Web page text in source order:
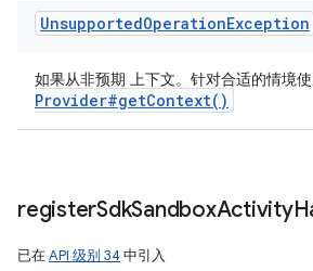
UnsupportedOperationException
如果从非预期 上下文。针对合适的情境
Provider#getContext( )
registerSdkSandboxActivity
已在API 级别 34 中引入